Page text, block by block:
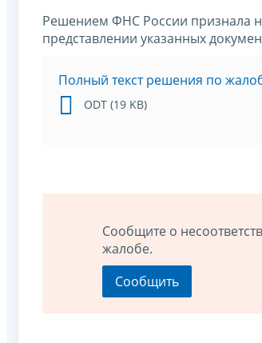
Решением ФНС России признала
представлении указанных
Полный текст решения по
ODT (19 KB)
Сообщите о
жалобе.